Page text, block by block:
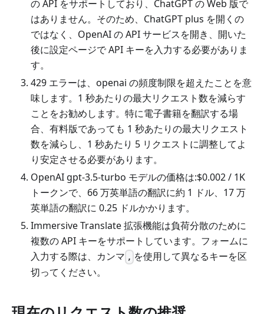
の API をサポートしており、ChatGPT の Web 版で
はありません。そのため、ChatGPT plus を開くの
ではなく、OpenAI の API サービスを開き、開いた
後に設定ページで API キーを入力する必要がありま
す。
429 エラーは、openai の頻度制限を超えたことを意
味します。1 秒あたりの最大リクエスト数を減らす
ことをお勧めします。特に電子書籍を翻訳する場
合、有料版であっても 1 秒あたりの最大リクエスト
数を減らし、1 秒あたり 5 リクエストに調整してよ
り安定させる必要があります。
OpenAI gpt-3.5-turbo モデルの価格は:$0.002 / 1K
トークンで、66 万英単語の翻訳に約 1 ドル、17 万
英単語の翻訳に 0.25 ドルかかります。
Immersive Translate 拡張機能は負荷分散のために
複数の API キーをサポートしています。フォームに
入力する際は、カンマ , を使用して異なるキーを区
切ってください。